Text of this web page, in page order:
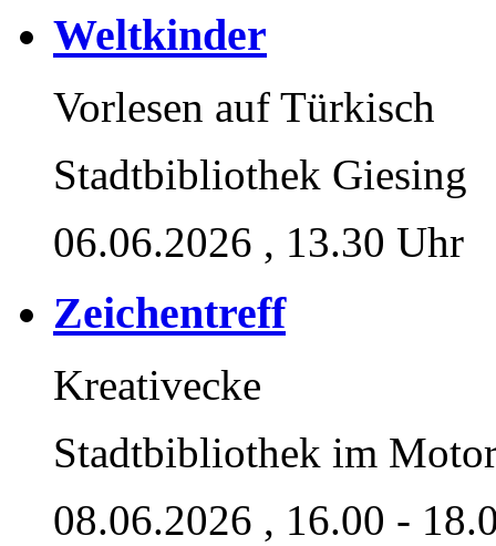
Weltkinder
Vorlesen auf Türkisch
Stadtbibliothek Giesing
06.06.2026 , 13.30 Uhr
Zeichentreff
Kreativecke
Stadtbibliothek im
08.06.2026 , 16.00 -